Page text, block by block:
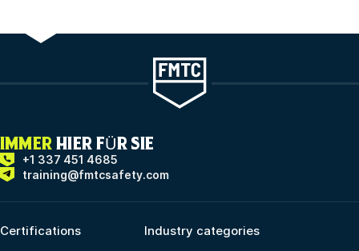
IMMER HIER FÜR SIE
+1 337 451 4685
training@fmtcsafety.com
Certifications Industry categories